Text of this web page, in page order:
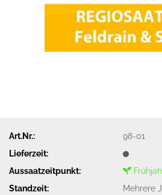
Art.Nr.:
98-01
Lieferzeit:
Aussaatzeitpunkt:
Standzeit:
Mehrere